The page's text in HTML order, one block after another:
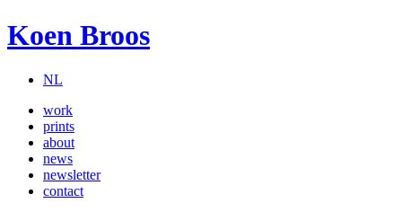
Koen Broos
NL
work
prints
about
news
newsletter
contact